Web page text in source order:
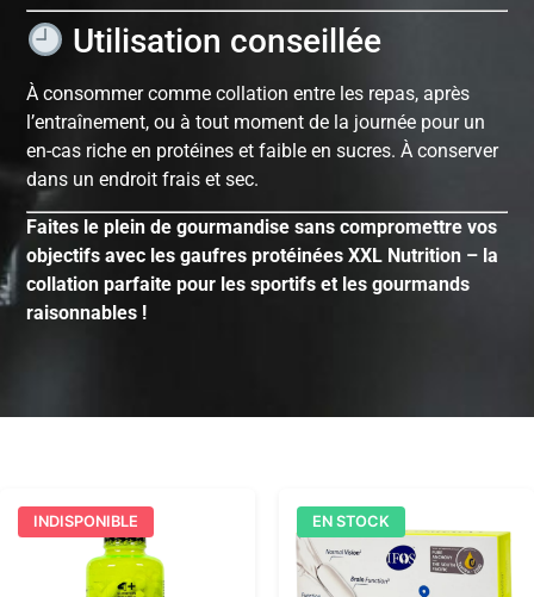
Utilisation conseillée
À consommer comme collation entre les repas, après
l’entraînement, ou à tout moment de la journée pour un
en-cas riche en protéines et faible en sucres. À conserver
dans un endroit frais et sec.
Faites le plein de gourmandise sans compromettre vos
objectifs avec les gaufres protéinées XXL Nutrition – la
collation parfaite pour les sportifs et les gourmands
raisonnables !
INDISPONIBLE EN STOCK